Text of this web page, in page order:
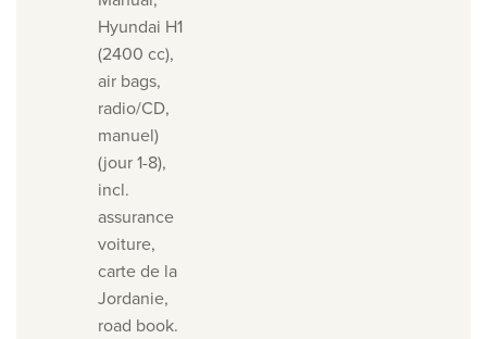
Hyundai H1
(2400 cc),
air bags,
radio/CD,
manuel)
(jour 1-8),
incl.
assurance
voiture,
carte de la
Jordanie,
road book.